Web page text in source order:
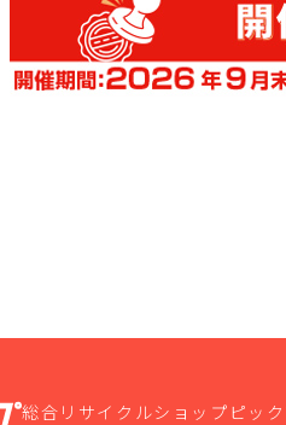
総合リサイクルショップピッ